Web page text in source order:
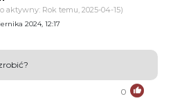
aktywny: Rok temu, 2025-04-15)
2024, 12:17
0